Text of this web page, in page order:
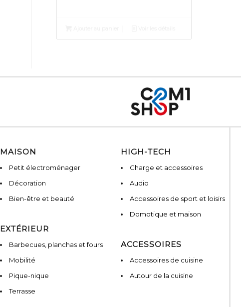
MAISON
Petit électroménager
Décoration
Bien-être et beauté
EXTÉRIEUR
Barbecues, planchas et fours
Mobilité
Pique-nique
Terrasse
HIGH-TECH
Charge et accessoires
Audio
Accessoires de sport et loisirs
Domotique et maison
ACCESSOIRES
Accessoires de cuisine
Autour de la cuisine